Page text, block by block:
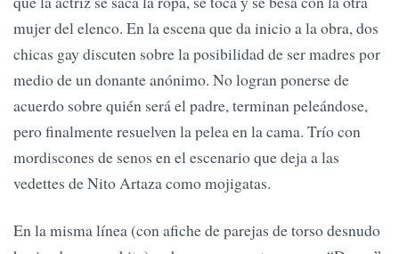
mujer del elenco. En la escena que da inicio a la obra, dos
chicas gay discuten sobre la posibilidad de ser madres por
medio de un donante anónimo. No logran ponerse de
acuerdo sobre quién será el padre, terminan peleándose,
pero finalmente resuelven la pelea en la cama. Trío con
mordiscones de senos en el escenario que deja a las
vedettes de Nito Artaza como mojigatas.
En la misma línea (con afiche de parejas de torso desnudo